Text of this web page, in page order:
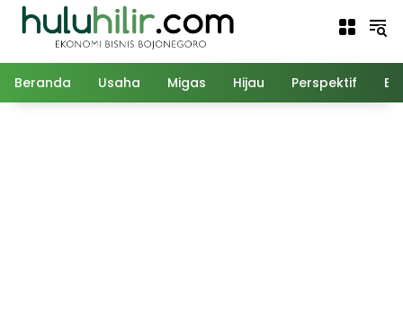
Langsung
Beranda Usaha Migas Hijau Perspektif